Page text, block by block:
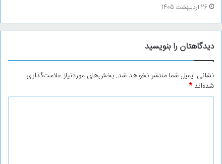
26 اردیبهشت 1405
دیدگاهتان را بنویسید
نشانی ایمیل شما منتشر نخواهد شد. بخش‌های موردنیاز علامت‌گذاری
شده‌اند*